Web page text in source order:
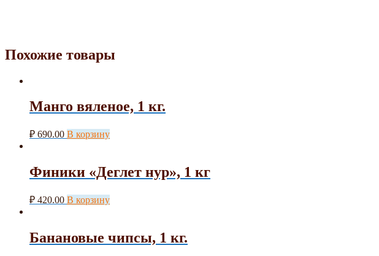
Похожие товары
Манго вяленое, 1 кг.
₽ 690.00 В корзину
Финики «Деглет нур», 1 кг
₽ 420.00 В корзину
Банановые чипсы, 1 кг.